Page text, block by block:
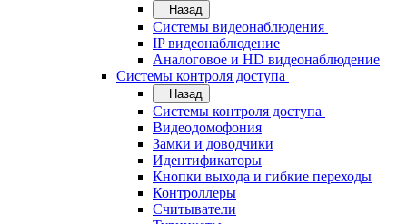
Назад
Системы видеонаблюдения
IP видеонаблюдение
Аналоговое и HD видеонаблюдение
Системы контроля доступа
Назад
Системы контроля доступа
Видеодомофония
Замки и доводчики
Идентификаторы
Кнопки выхода и гибкие переходы
Контроллеры
Считыватели